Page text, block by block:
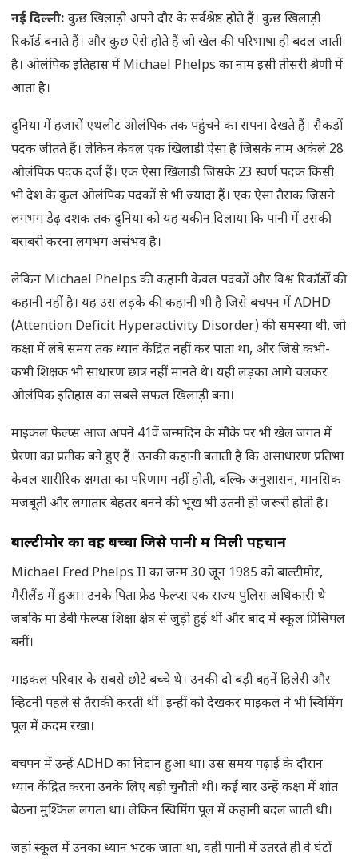
नई दिल्ली: कुछ खिलाड़ी अपने दौर के सर्वश्रेष्ठ होते हैं। कुछ खिलाड़ी
रिकॉर्ड बनाते हैं। और कुछ ऐसे होते हैं जो खेल की परिभाषा ही बदल जाती
है। ओलंपिक इतिहास में Michael Phelps का नाम इसी तीसरी श्रेणी में
आता है।
दुनिया में हजारों एथलीट ओलंपिक तक पहुंचने का सपना देखते हैं। सैकड़ों
पदक जीतते हैं। लेकिन केवल एक खिलाड़ी ऐसा है जिसके नाम अकेले 28
ओलंपिक पदक दर्ज हैं। एक ऐसा खिलाड़ी जिसके 23 स्वर्ण पदक किसी
भी देश के कुल ओलंपिक पदकों से भी ज्यादा हैं। एक ऐसा तैराक जिसने
लगभग डेढ़ दशक तक दुनिया को यह यकीन दिलाया कि पानी में उसकी
बराबरी करना लगभग असंभव है।
लेकिन Michael Phelps की कहानी केवल पदकों और विश्व रिकॉर्डों की
कहानी नहीं है। यह उस लड़के की कहानी भी है जिसे बचपन में ADHD
(Attention Deficit Hyperactivity Disorder) की समस्या थी, जो
कक्षा में लंबे समय तक ध्यान केंद्रित नहीं कर पाता था, और जिसे कभी-
कभी शिक्षक भी साधारण छात्र नहीं मानते थे। यही लड़का आगे चलकर
ओलंपिक इतिहास का सबसे सफल खिलाड़ी बना।
माइकल फेल्प्स आज अपने 41वें जन्मदिन के मौके पर भी खेल जगत में
प्रेरणा का प्रतीक बने हुए हैं। उनकी कहानी बताती है कि असाधारण प्रतिभा
केवल शारीरिक क्षमता का परिणाम नहीं होती, बल्कि अनुशासन, मानसिक
मजबूती और लगातार बेहतर बनने की भूख भी उतनी ही जरूरी होती है।
बाल्टीमोर का वह बच्चा जिसे पानी में मिली पहचान
Michael Fred Phelps II का जन्म 30 जून 1985 को बाल्टीमोर,
मैरीलैंड में हुआ। उनके पिता फ्रेड फेल्प्स एक राज्य पुलिस अधिकारी थे
जबकि मां डेबी फेल्प्स शिक्षा क्षेत्र से जुड़ी हुई थीं और बाद में स्कूल प्रिंसिपल
बनीं।
माइकल परिवार के सबसे छोटे बच्चे थे। उनकी दो बड़ी बहनें हिलेरी और
व्हिटनी पहले से तैराकी करती थीं। इन्हीं को देखकर माइकल ने भी स्विमिंग
पूल में कदम रखा।
बचपन में उन्हें ADHD का निदान हुआ था। उस समय पढ़ाई के दौरान
ध्यान केंद्रित करना उनके लिए बड़ी चुनौती थी। कई बार उन्हें कक्षा में शांत
बैठना मुश्किल लगता था। लेकिन स्विमिंग पूल में कहानी बदल जाती थी।
जहां स्कूल में उनका ध्यान भटक जाता था, वहीं पानी में उतरते ही वे घंटों